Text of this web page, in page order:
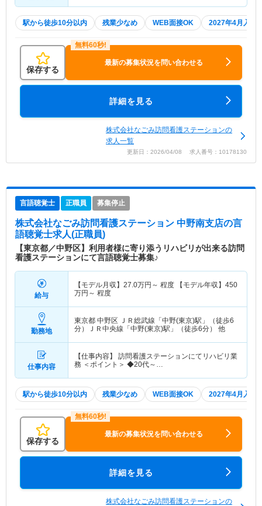
駅から徒歩10分以内 残業少なめ WEB面接OK 2027年4月入職
保存する
最新の募集状況を問い合わせる
詳細を見る
株式会社なごみ訪問看護ステーションの
求人一覧
更新日：2026/04/08 求人番号：10178130
言語聴覚士 正職員 募集停止
株式会社なごみ訪問看護ステーション 中野南支店の言
語聴覚士求人(正職員)
【東京都／中野区】利用者様に寄り添うリハビリが出来る訪問
看護ステーションにて言語聴覚士募集♪
給与
【モデル月収】 27.0万円～ 程度 【モデル年収】 450
万円～ 程度
勤務地
東京都 中野区 ＪＲ総武線「中野(東京)駅」（徒歩6
分）ＪＲ中央線「中野(東京)駅」（徒歩6分） 他
仕事内容
【仕事内容】 訪問看護ステーションにてリハビリ業
務 ＜ポイント＞ ◆20代～…
駅から徒歩10分以内 残業少なめ WEB面接OK 2027年4月入職
保存する
最新の募集状況を問い合わせる
詳細を見る
株式会社なごみ訪問看護ステーションの